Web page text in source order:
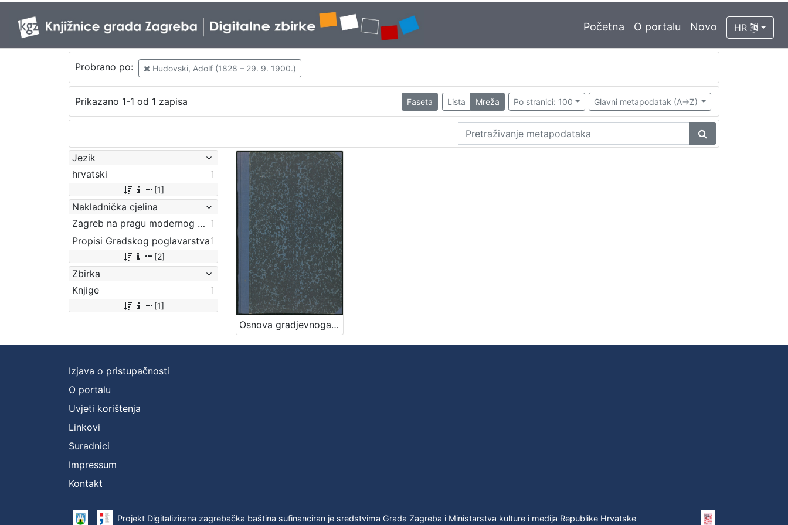
Početna O portalu Novo HR
Probrano po: Hudovski, Adolf (1828 – 29. 9. 1900.)
Prikazano 1-1 od 1 zapisa Faseta Lista Mreža Po stranici: 100 Glavni metapodatak (A->Z)
Jezik
hrvatski
1
[1]
Nakladnička cjelina
Zagreb na pragu modernog doba 1
Propisi Gradskog poglavarstva1
[2]
Zbirka
Knjige
1
[1]
Osnova gradjevnoga reda za slob. i kralj. glavni grad Zagreb / sastavio gradski viećnik Adolf Hudovski po nalogu gradskoga načelnika Adolfa Mošinsky-a
Izjava o pristupačnosti
O portalu
Uvjeti korištenja
Linkovi
Suradnici
Impressum
Kontakt
Projekt Digitalizirana zagrebačka baština sufinanciran je sredstvima Grada Zagreba i Ministarstva kulture i medija Republike Hrvatske